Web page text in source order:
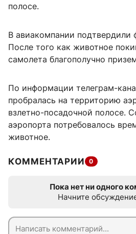
полосе.
В авиакомпании подтвердили
После того как животное
самолета благополучно
По информации телеграм-
пробралась на территорию
взлетно-посадочной полосе.
аэропорта потребовалось
животное.
КОММЕНТАРИИ 0
Пока нет ни одного
Начните